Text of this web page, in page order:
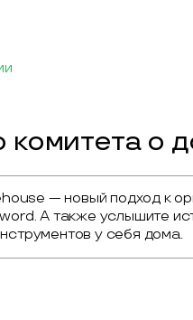
о
— новый подход к
А также услышите
у себя дома.